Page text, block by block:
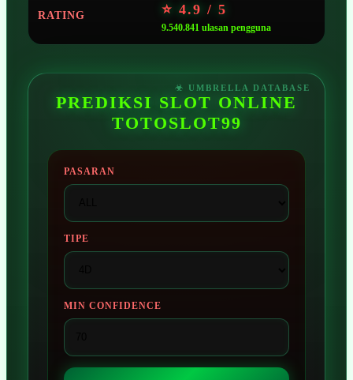
RATING ⭐ 4.9 / 5
9.540.841 ulasan pengguna
PREDIKSI SLOT ONLINE
TOTOSLOT99
PASARAN
TIPE
MIN CONFIDENCE